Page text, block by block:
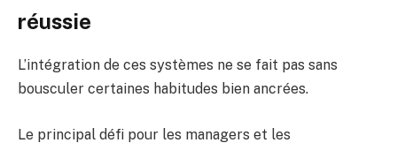
réussie
L’intégration de ces systèmes ne se fait pas sans
bousculer certaines habitudes bien ancrées.
Le principal défi pour les managers et les